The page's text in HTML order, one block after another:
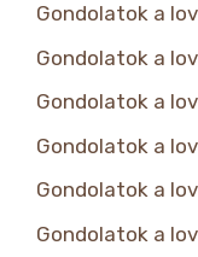
Gondolatok a
Gondolatok a
Gondolatok a
Gondolatok a
Gondolatok a
Gondolatok a